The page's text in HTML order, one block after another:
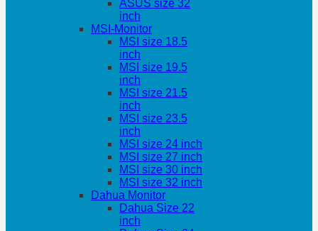
ASUS size 32
inch
MSI-Monitor
MSI size 18.5
inch
MSI size 19.5
inch
MSI size 21.5
inch
MSI size 23.5
inch
MSI size 24 inch
MSI size 27 inch
MSI size 30 inch
MSI size 32 inch
Dahua Monitor
Dahua Size 22
inch